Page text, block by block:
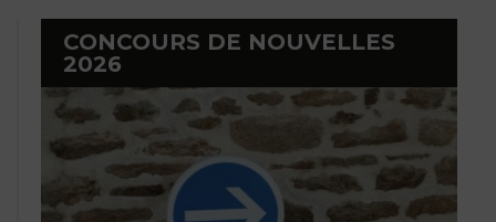
CONCOURS DE NOUVELLES
2026